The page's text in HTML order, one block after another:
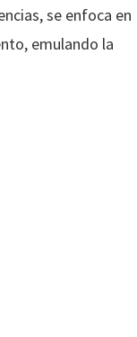
se enfoca en
emulando la